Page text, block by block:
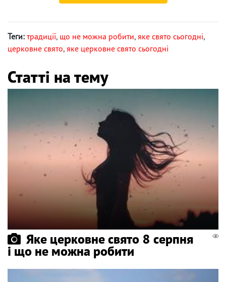
Теги: традиції, що не можна робити, яке свято сьогодні,
церковне свято, яке церковне свято сьогодні
Статті на тему
Яке церковне свято 8 серпня
і що не можна робити